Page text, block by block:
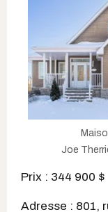
Joe
Prix : 344 900 $
Adresse : 801,